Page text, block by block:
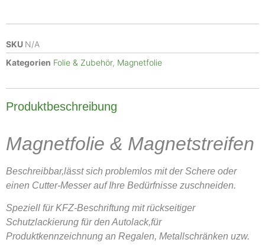
SKU N/A
Kategorien Folie & Zubehör, Magnetfolie
Produktbeschreibung
Magnetfolie & Magnetstreifen
Beschreibbar,lässt sich problemlos mit der Schere oder
einen Cutter-Messer auf Ihre Bedürfnisse zuschneiden.
Speziell für KFZ-Beschriftung mit rückseitiger
Schutzlackierung für den Autolack,für
Produktkennzeichnung an Regalen, Metallschränken uzw.